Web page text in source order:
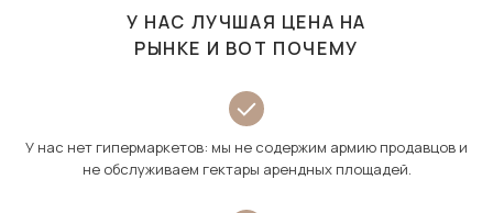
У НАС ЛУЧШАЯ ЦЕНА НА
РЫНКЕ И ВОТ ПОЧЕМУ
У нас нет гипермаркетов: мы не содержим армию продавцов и
не обслуживаем гектары арендных площадей.